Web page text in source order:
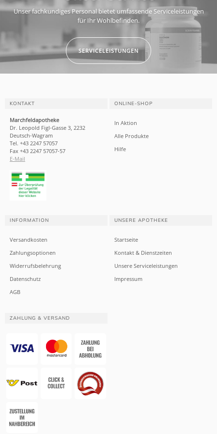
Unser fachkundiges Personal bietet umfassende Serviceleistungen
für Ihr Wohlbefinden.
SERVICELEISTUNGEN
KONTAKT
Marchfeldapotheke
Dr. Leopold Figl-Gasse 3, 2232
Deutsch-Wagram
Tel. +43 2247 57057
Fax +43 2247 57057-57
E-Mail
ONLINE-SHOP
In Aktion
Alle Produkte
Hilfe
INFORMATION
Versandkosten
Zahlungsoptionen
Widerrufsbelehrung
Datenschutz
AGB
UNSERE APOTHEKE
Startseite
Kontakt & Dienstzeiten
Unsere Serviceleistungen
Impressum
ZAHLUNG & VERSAND